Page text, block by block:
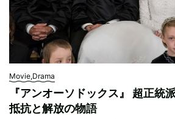
Movie,Drama
『アンオーソドックス』 超正統
抵抗と解放の物語